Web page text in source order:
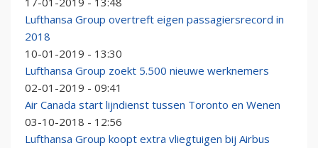
Lufthansa Group overtreft eigen passagiersrecord in
2018
10-01-2019 - 13:30
Lufthansa Group zoekt 5.500 nieuwe werknemers
02-01-2019 - 09:41
Air Canada start lijndienst tussen Toronto en Wenen
03-10-2018 - 12:56
Lufthansa Group koopt extra vliegtuigen bij Airbus